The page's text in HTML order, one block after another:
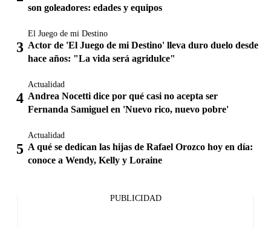
son goleadores: edades y equipos
El Juego de mi Destino
Actor de 'El Juego de mi Destino' lleva duro duelo desde
hace años: "La vida será agridulce"
Actualidad
Andrea Nocetti dice por qué casi no acepta ser
Fernanda Samiguel en 'Nuevo rico, nuevo pobre'
Actualidad
A qué se dedican las hijas de Rafael Orozco hoy en día:
conoce a Wendy, Kelly y Loraine
PUBLICIDAD